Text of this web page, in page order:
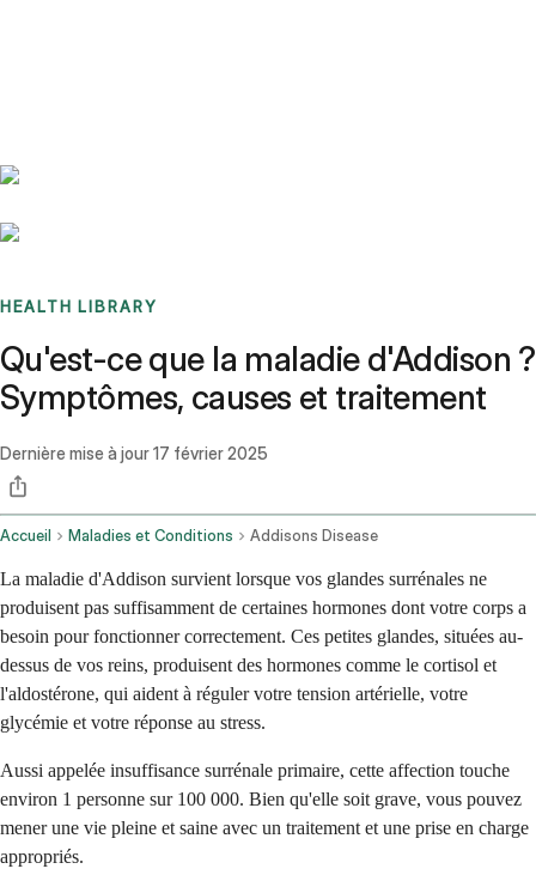
HEALTH LIBRARY
Qu'est-ce que la maladie d'Addison ?
Symptômes, causes et traitement
Dernière mise à jour17 février 2025
Accueil Maladies et Conditions Addisons Disease
La maladie d'Addison survient lorsque vos glandes surrénales ne
produisent pas suffisamment de certaines hormones dont votre corps a
besoin pour fonctionner correctement. Ces petites glandes, situées au-
dessus de vos reins, produisent des hormones comme le cortisol et
l'aldostérone, qui aident à réguler votre tension artérielle, votre
glycémie et votre réponse au stress.
Aussi appelée insuffisance surrénale primaire, cette affection touche
environ 1 personne sur 100 000. Bien qu'elle soit grave, vous pouvez
mener une vie pleine et saine avec un traitement et une prise en charge
appropriés.